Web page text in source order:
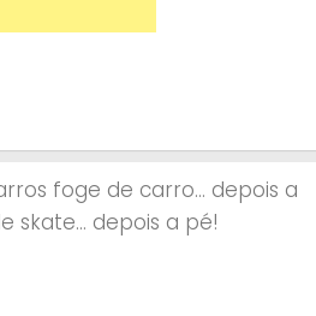
foge de carro… depois a
skate… depois a pé!